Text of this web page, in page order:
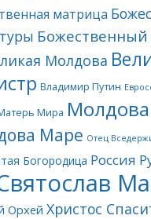
матрица
Молдова
Владимир Путин
Мира Молдова
Маре Отец
Богородица Россия
Орхей Христос